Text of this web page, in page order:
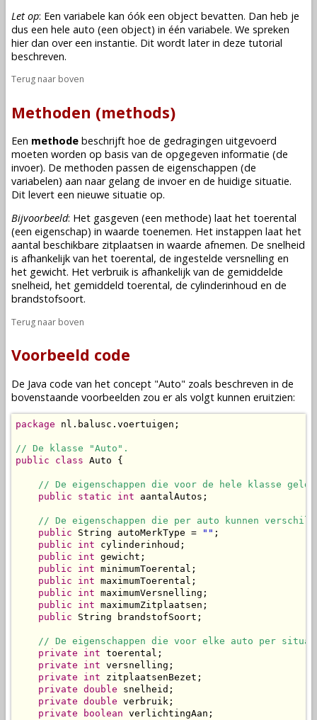
Let op: Een variabele kan óók een object bevatten. Dan heb je
dus een hele auto (een object) in één variabele. We spreken
hier dan over een instantie. Dit wordt later in deze tutorial
beschreven.
Terug naar boven
Methoden (methods)
Een methode beschrijft hoe de gedragingen uitgevoerd
moeten worden op basis van de opgegeven informatie (de
invoer). De methoden passen de eigenschappen (de
variabelen) aan naar gelang de invoer en de huidige situatie.
Dit levert een nieuwe situatie op.
Bijvoorbeeld: Het gasgeven (een methode) laat het toerental
(een eigenschap) in waarde toenemen. Het instappen laat het
aantal beschikbare zitplaatsen in waarde afnemen. De snelheid
is afhankelijk van het toerental, de ingestelde versnelling en
het gewicht. Het verbruik is afhankelijk van de gemiddelde
snelheid, het gemiddeld toerental, de cylinderinhoud en de
brandstofsoort.
Terug naar boven
Voorbeeld code
De Java code van het concept "Auto" zoals beschreven in de
bovenstaande voorbeelden zou er als volgt kunnen eruitzien:
package nl.balusc.voertuigen;
// De klasse "Auto".
public
class Auto {
// De eigenschappen die voor de hele klasse
public
static int aantalAutos;
// De eigenschappen die per auto kunnen
public String autoMerkType = "" ;
public
int cylinderinhoud;
public
int gewicht;
public
int minimumToerental;
public
int maximumToerental;
public
int maximumVersnelling;
public
int maximumZitplaatsen;
public String brandstofSoort;
// De eigenschappen die voor elke auto per
private
int toerental;
private
int versnelling;
private
int zitplaatsenBezet;
private double snelheid;
private double verbruik;
private
boolean verlichtingAan;